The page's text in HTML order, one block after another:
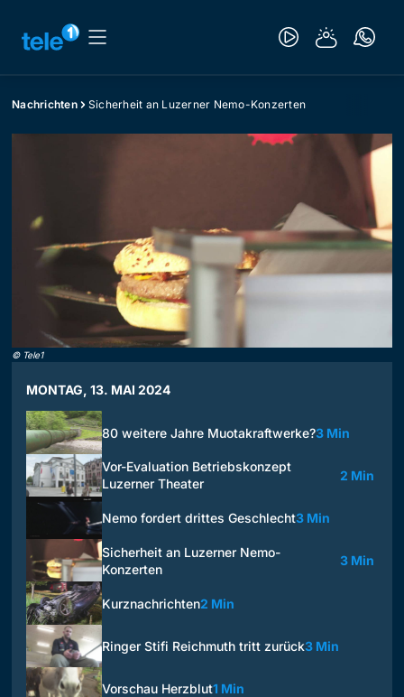
Nachrichten Sicherheit an Luzerner Nemo-Konzerten
© Tele1
MONTAG, 13. MAI 2024
80 weitere Jahre Muotakraftwerke?3 Min
Vor-Evaluation Betriebskonzept
Luzerner Theater
2 Min
Nemo fordert drittes Geschlecht3 Min
Sicherheit an Luzerner Nemo-
Konzerten
3 Min
Kurznachrichten2 Min
Ringer Stifi Reichmuth tritt zurück3 Min
Vorschau Herzblut1 Min